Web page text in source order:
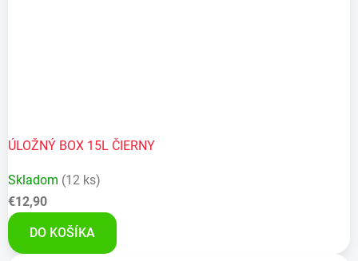
ÚLOŽNÝ BOX 15L ČIERNY
Skladom (12 ks)
€12,90
DO KOŠÍKA